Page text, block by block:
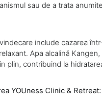
sau de a trata
include cazarea
Apa alcalină
plin, contribuind la
YOUness Clinic &